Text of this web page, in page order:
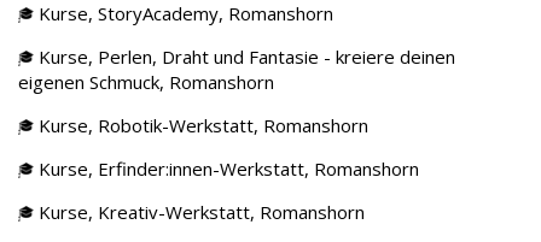
Kurse, StoryAcademy, Romanshorn
Kurse, Perlen, Draht und Fantasie - kreiere deinen
eigenen Schmuck, Romanshorn
Kurse, Robotik-Werkstatt, Romanshorn
Kurse, Erfinder:innen-Werkstatt, Romanshorn
Kurse, Kreativ-Werkstatt, Romanshorn